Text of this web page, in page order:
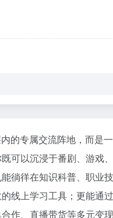
的专属交流阵地，而是
可以沉浸于番剧、游戏
徜徉在知识科普、职业
线上学习工具；更能通
作、直播带货等多元变